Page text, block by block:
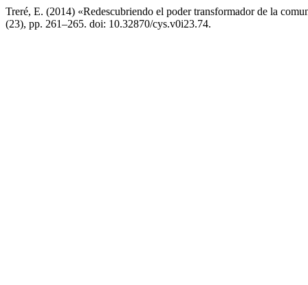
Treré, E. (2014) «Redescubriendo el poder transformador de la
(23), pp. 261–265. doi: 10.32870/cys.v0i23.74.